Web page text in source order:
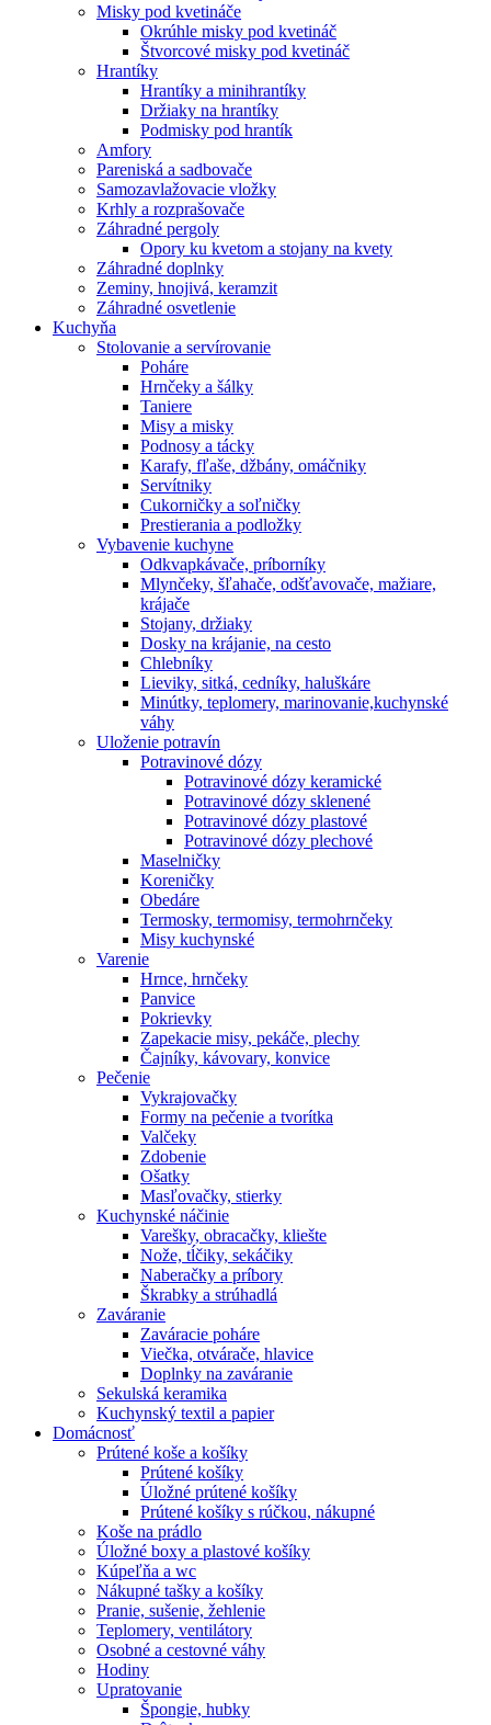
Misky pod kvetináče
Okrúhle misky pod kvetináč
Štvorcové misky pod kvetináč
Hrantíky
Hrantíky a minihrantíky
Držiaky na hrantíky
Podmisky pod hrantík
Amfory
Pareniská a sadbovače
Samozavlažovacie vložky
Krhly a rozprašovače
Záhradné pergoly
Opory ku kvetom a stojany na kvety
Záhradné doplnky
Zeminy, hnojivá, keramzit
Záhradné osvetlenie
Kuchyňa
Stolovanie a servírovanie
Poháre
Hrnčeky a šálky
Taniere
Misy a misky
Podnosy a tácky
Karafy, fľaše, džbány, omáčniky
Servítniky
Cukorničky a soľničky
Prestierania a podložky
Vybavenie kuchyne
Odkvapkávače, príborníky
Mlynčeky, šľahače, odšťavovače, mažiare,
krájače
Stojany, držiaky
Dosky na krájanie, na cesto
Chlebníky
Lieviky, sitká, cedníky, haluškáre
Minútky, teplomery, marinovanie,kuchynské
váhy
Uloženie potravín
Potravinové dózy
Potravinové dózy keramické
Potravinové dózy sklenené
Potravinové dózy plastové
Potravinové dózy plechové
Maselničky
Koreničky
Obedáre
Termosky, termomisy, termohrnčeky
Misy kuchynské
Varenie
Hrnce, hrnčeky
Panvice
Pokrievky
Zapekacie misy, pekáče, plechy
Čajníky, kávovary, konvice
Pečenie
Vykrajovačky
Formy na pečenie a tvorítka
Valčeky
Zdobenie
Ošatky
Masľovačky, stierky
Kuchynské náčinie
Varešky, obracačky, kliešte
Nože, tĺčiky, sekáčiky
Naberačky a príbory
Škrabky a strúhadlá
Zaváranie
Zaváracie poháre
Viečka, otvárače, hlavice
Doplnky na zaváranie
Sekulská keramika
Kuchynský textil a papier
Domácnosť
Prútené koše a košíky
Prútené košíky
Úložné prútené košíky
Prútené košíky s rúčkou, nákupné
Koše na prádlo
Úložné boxy a plastové košíky
Kúpeľňa a wc
Nákupné tašky a košíky
Pranie, sušenie, žehlenie
Teplomery, ventilátory
Osobné a cestovné váhy
Hodiny
Upratovanie
Špongie, hubky